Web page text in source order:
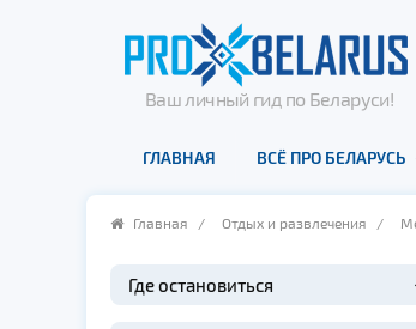
Ваш личный гид по Беларуси!
ГЛАВНАЯ ВСЁ ПРО БЕЛАРУСЬ
Главная / Отдых и развлечения /
Где остановиться